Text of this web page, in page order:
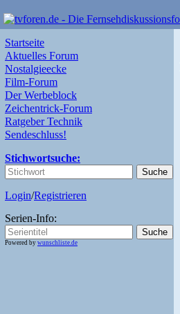
Startseite
Aktuelles Forum
Nostalgieecke
Film-Forum
Der Werbeblock
Zeichentrick-Forum
Ratgeber Technik
Sendeschluss!
Stichwortsuche:
Login/Registrieren
Serien-Info:
Powered by wunschliste.de